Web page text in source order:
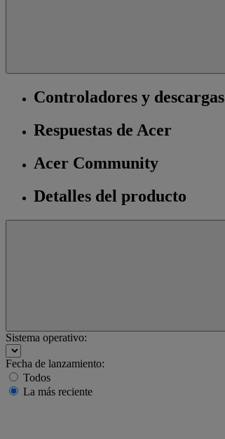
Controladores y descargas
Respuestas de Acer
Acer Community
Detalles del producto
Sistema operativo:
Fecha de lanzamiento:
Todos
La más reciente